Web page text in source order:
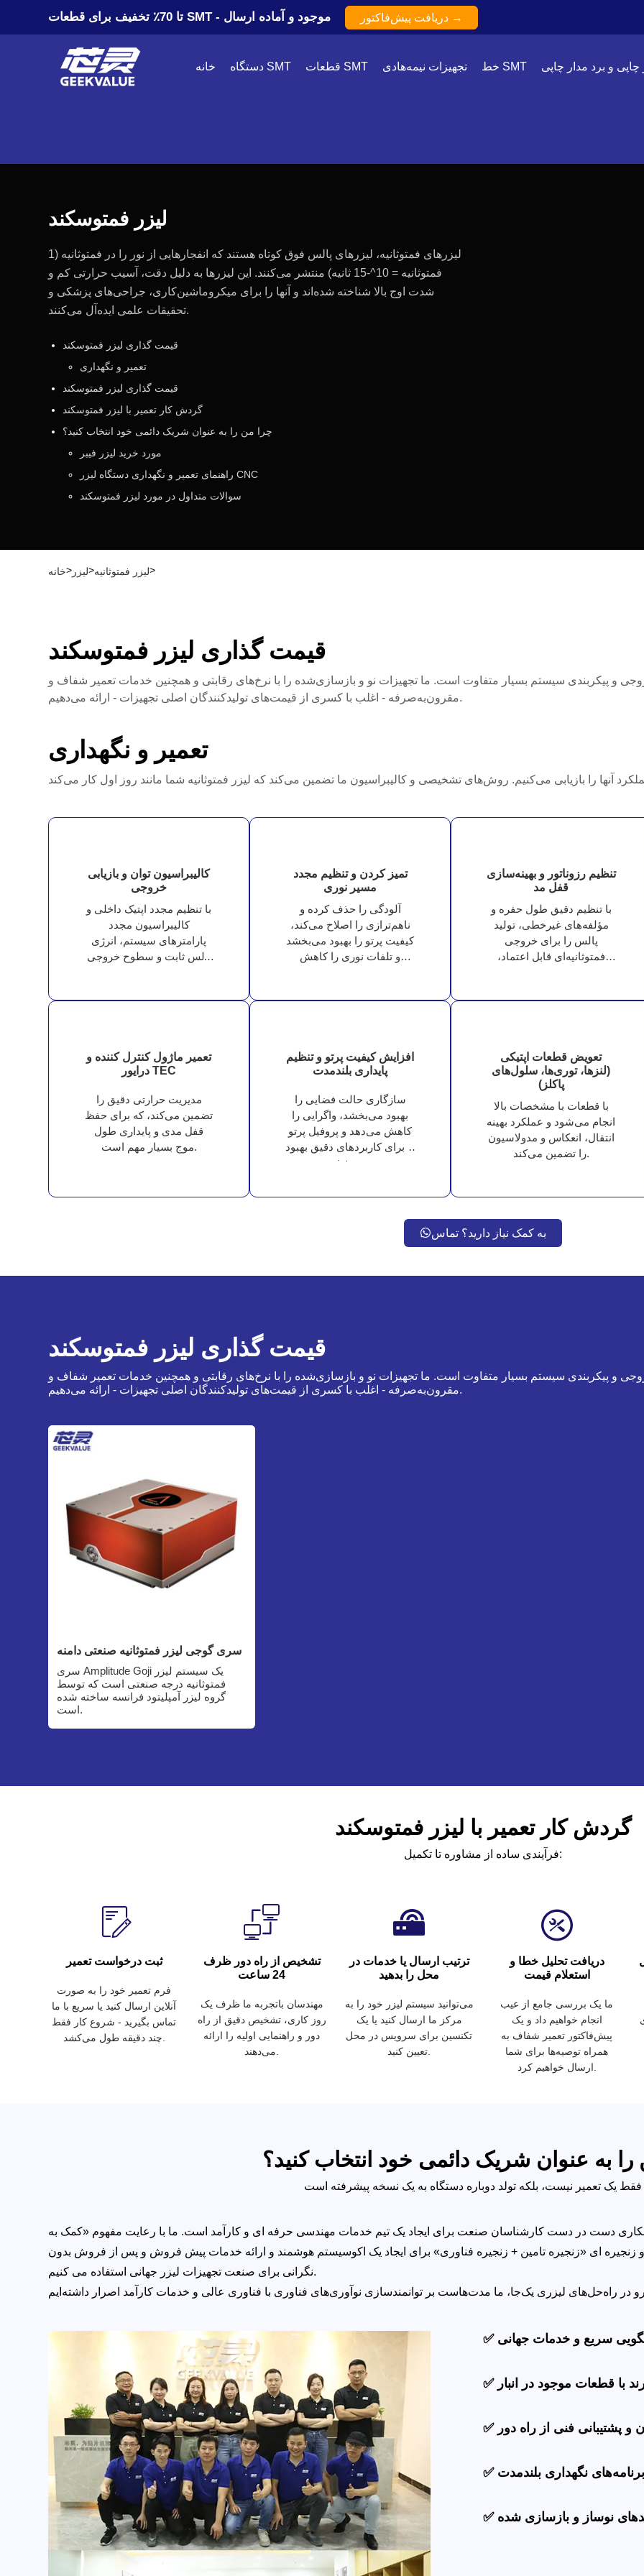
تا 70٪ تخفیف برای قطعات SMT - موجود و آماده ارسال دریافت پیش‌فاکتور →
خانه دستگاه SMT قطعات SMT تجهیزات نیمه‌هادی خط SMT چاپی و برد مدار چاپی
لیزر فمتوسکند
لیزرهای فمتوثانیه، لیزرهای پالس فوق کوتاه هستند که انفجارهایی از نور را در فمتوثانیه (1
فمتوثانیه = 10^-15 ثانیه) منتشر می‌کنند. این لیزرها به دلیل دقت، آسیب حرارتی کم و
شدت اوج بالا شناخته شده‌اند و آنها را برای میکروماشین‌کاری، جراحی‌های پزشکی و
تحقیقات علمی ایده‌آل می‌کنند.
قیمت گذاری لیزر فمتوسکند
تعمیر و نگهداری
قیمت گذاری لیزر فمتوسکند
گردش کار تعمیر با لیزر فمتوسکند
چرا من را به عنوان شریک دائمی خود انتخاب کنید؟
مورد خرید لیزر فیبر
راهنمای تعمیر و نگهداری دستگاه لیزر CNC
سوالات متداول در مورد لیزر فمتوسکند
خانه> لیزر>لیزر فمتوثانیه>
قیمت گذاری لیزر فمتوسکند
و پیکربندی سیستم بسیار متفاوت است. ما تجهیزات نو و بازسازی‌شده را با نرخ‌های رقابتی و همچنین خدمات تعمیر شفاف و
مقرون‌به‌صرفه - اغلب با کسری از قیمت‌های تولیدکنندگان اصلی تجهیزات - ارائه می‌دهیم.
تعمیر و نگهداری
کالیبراسیون توان و بازیابی
خروجی
با تنظیم مجدد اپتیک داخلی و
کالیبراسیون مجدد
پارامترهای سیستم، انرژی
پالس ثابت و سطوح خروجی
تمیز کردن و تنظیم مجدد
مسیر نوری
آلودگی را حذف کرده و
ناهم‌ترازی را اصلاح می‌کند،
کیفیت پرتو را بهبود می‌بخشد
و تلفات نوری را کاهش
تنظیم رزوناتور و بهینه‌سازی
قفل مد
با تنظیم دقیق طول حفره و
مؤلفه‌های غیرخطی، تولید
پالس را برای خروجی
فمتوثانیه‌ای قابل اعتماد،
تعمیر ماژول کنترل کننده و
درایور TEC
مدیریت حرارتی دقیق را
تضمین می‌کند، که برای حفظ
قفل مدی و پایداری طول
موج بسیار مهم است.
افزایش کیفیت پرتو و تنظیم
پایداری بلندمدت
سازگاری حالت فضایی را
بهبود می‌بخشد، واگرایی را
کاهش می‌دهد و پروفیل پرتو
را برای کاربردهای دقیق بهبود
تعویض قطعات اپتیکی
(لنزها، توری‌ها، سلول‌های
پاکلز)
با قطعات با مشخصات بالا
انجام می‌شود و عملکرد بهینه
انتقال، انعکاس و مدولاسیون
را تضمین می‌کند.
به کمک نیاز دارید؟ تماس
قیمت گذاری لیزر فمتوسکند
و پیکربندی سیستم بسیار متفاوت است. ما تجهیزات نو و بازسازی‌شده را با نرخ‌های رقابتی و همچنین خدمات تعمیر شفاف و
مقرون‌به‌صرفه - اغلب با کسری از قیمت‌های تولیدکنندگان اصلی تجهیزات - ارائه می‌دهیم.
سری گوجی لیزر فمتوثانیه صنعتی دامنه
سری Amplitude Goji یک سیستم لیزر
فمتوثانیه درجه صنعتی است که توسط
گروه لیزر آمپلیتود فرانسه ساخته شده
است.
گردش کار تعمیر با لیزر فمتوسکند
فرآیندی ساده از مشاوره تا تکمیل:
ثبت درخواست تعمیر
فرم تعمیر خود را به صورت
آنلاین ارسال کنید یا سریع با ما
تماس بگیرید - شروع کار فقط
چند دقیقه طول می‌کشد.
تشخیص از راه دور ظرف
24 ساعت
مهندسان باتجربه ما ظرف یک
روز کاری، تشخیص دقیق از راه
دور و راهنمایی اولیه را ارائه
می‌دهند.
ترتیب ارسال یا خدمات در
محل را بدهید
می‌توانید سیستم لیزر خود را به
مرکز ما ارسال کنید یا یک
تکنسین برای سرویس در محل
تعیین کنید.
دریافت تحلیل خطا و
استعلام قیمت
ما یک بررسی جامع از عیب
انجام خواهیم داد و یک
پیش‌فاکتور تعمیر شفاف به
همراه توصیه‌ها برای شما
ارسال خواهیم کرد.
به عنوان شریک دائمی خود انتخاب کنید؟
دست در دست کارشناسان صنعت برای ایجاد یک تیم خدمات مهندسی حرفه ای و کارآمد است. ما با رعایت مفهوم «کمک به
ای «زنجیره تامین + زنجیره فناوری» برای ایجاد یک اکوسیستم هوشمند و ارائه خدمات پیش فروش و پس از فروش بدون
نگرانی برای صنعت تجهیزات لیزر جهانی استفاده می کنیم.
سریع و خدمات جهانی
با قطعات موجود در انبار
و پشتیبانی فنی از راه دور
نگهداری بلندمدت
نوساز و بازسازی شده